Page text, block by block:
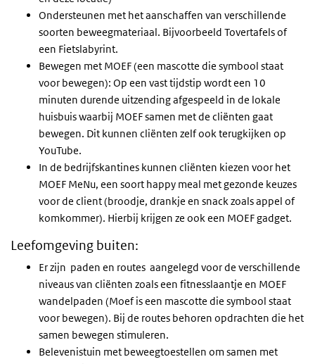
Ondersteunen met het aanschaffen van verschillende
soorten beweegmateriaal. Bijvoorbeeld Tovertafels of
een Fietslabyrint.
Bewegen met MOEF (een mascotte die symbool staat
voor bewegen): Op een vast tijdstip wordt een 10
minuten durende uitzending afgespeeld in de lokale
huisbuis waarbij MOEF samen met de cliënten gaat
bewegen. Dit kunnen cliënten zelf ook terugkijken op
YouTube.
In de bedrijfskantines kunnen cliënten kiezen voor het
MOEF MeNu, een soort happy meal met gezonde keuzes
voor de client (broodje, drankje en snack zoals appel of
komkommer). Hierbij krijgen ze ook een MOEF gadget.
Leefomgeving buiten:
Er zijn paden en routes aangelegd voor de verschillende
niveaus van cliënten zoals een fitnesslaantje en MOEF
wandelpaden (Moef is een mascotte die symbool staat
voor bewegen). Bij de routes behoren opdrachten die het
samen bewegen stimuleren.
Belevenistuin met beweegtoestellen om samen met